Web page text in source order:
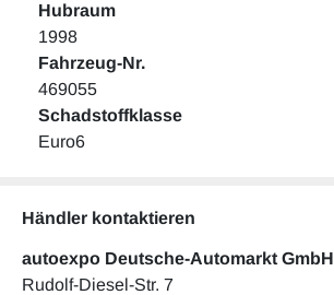
Hubraum
1998
Fahrzeug-Nr.
469055
Schadstoffklasse
Euro6
Händler kontaktieren
autoexpo Deutsche-Automarkt GmbH
Rudolf-Diesel-Str. 7